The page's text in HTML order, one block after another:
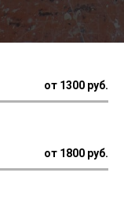
от 1300 руб.
от 1800 руб.